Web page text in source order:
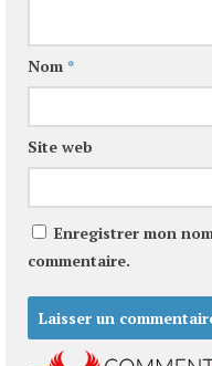
Nom *
Site web
Enregistrer mon
commentaire.